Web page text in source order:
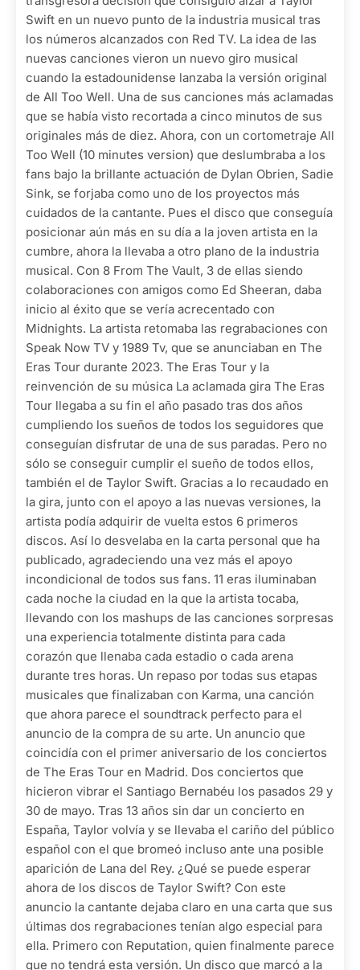
Swift en un nuevo punto de la industria musical tras
los números alcanzados con Red TV. La idea de las
nuevas canciones vieron un nuevo giro musical
cuando la estadounidense lanzaba la versión original
de All Too Well. Una de sus canciones más aclamadas
que se había visto recortada a cinco minutos de sus
originales más de diez. Ahora, con un cortometraje All
Too Well (10 minutes version) que deslumbraba a los
fans bajo la brillante actuación de Dylan Obrien, Sadie
Sink, se forjaba como uno de los proyectos más
cuidados de la cantante. Pues el disco que conseguía
posicionar aún más en su día a la joven artista en la
cumbre, ahora la llevaba a otro plano de la industria
musical. Con 8 From The Vault, 3 de ellas siendo
colaboraciones con amigos como Ed Sheeran, daba
inicio al éxito que se vería acrecentado con
Midnights. La artista retomaba las regrabaciones con
Speak Now TV y 1989 Tv, que se anunciaban en The
Eras Tour durante 2023. The Eras Tour y la
reinvención de su música La aclamada gira The Eras
Tour llegaba a su fin el año pasado tras dos años
cumpliendo los sueños de todos los seguidores que
conseguían disfrutar de una de sus paradas. Pero no
sólo se conseguir cumplir el sueño de todos ellos,
también el de Taylor Swift. Gracias a lo recaudado en
la gira, junto con el apoyo a las nuevas versiones, la
artista podía adquirir de vuelta estos 6 primeros
discos. Así lo desvelaba en la carta personal que ha
publicado, agradeciendo una vez más el apoyo
incondicional de todos sus fans. 11 eras iluminaban
cada noche la ciudad en la que la artista tocaba,
llevando con los mashups de las canciones sorpresas
una experiencia totalmente distinta para cada
corazón que llenaba cada estadio o cada arena
durante tres horas. Un repaso por todas sus etapas
musicales que finalizaban con Karma, una canción
que ahora parece el soundtrack perfecto para el
anuncio de la compra de su arte. Un anuncio que
coincidía con el primer aniversario de los conciertos
de The Eras Tour en Madrid. Dos conciertos que
hicieron vibrar el Santiago Bernabéu los pasados 29 y
30 de mayo. Tras 13 años sin dar un concierto en
España, Taylor volvía y se llevaba el cariño del público
español con el que bromeó incluso ante una posible
aparición de Lana del Rey. ¿Qué se puede esperar
ahora de los discos de Taylor Swift? Con este
anuncio la cantante dejaba claro en una carta que sus
últimas dos regrabaciones tenían algo especial para
ella. Primero con Reputation, quien finalmente parece
que no tendrá esta versión. Un disco que marcó a la